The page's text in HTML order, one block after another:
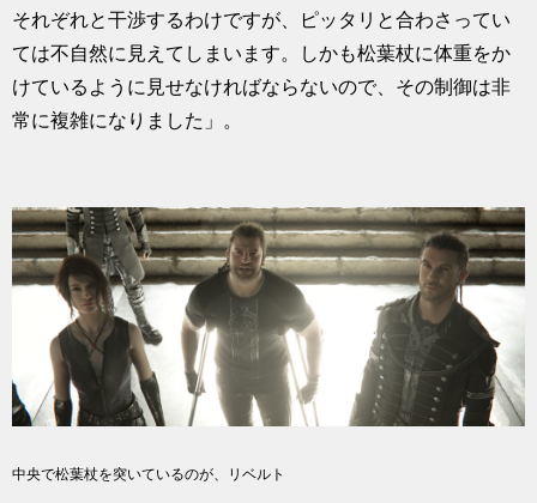
それぞれと干渉するわけですが、ピッタリと合わさってい
ては不自然に見えてしまいます。しかも松葉杖に体重をか
けているように見せなければならないので、その制御は非
常に複雑になりました」。
中央で松葉杖を突いているのが、リベルト